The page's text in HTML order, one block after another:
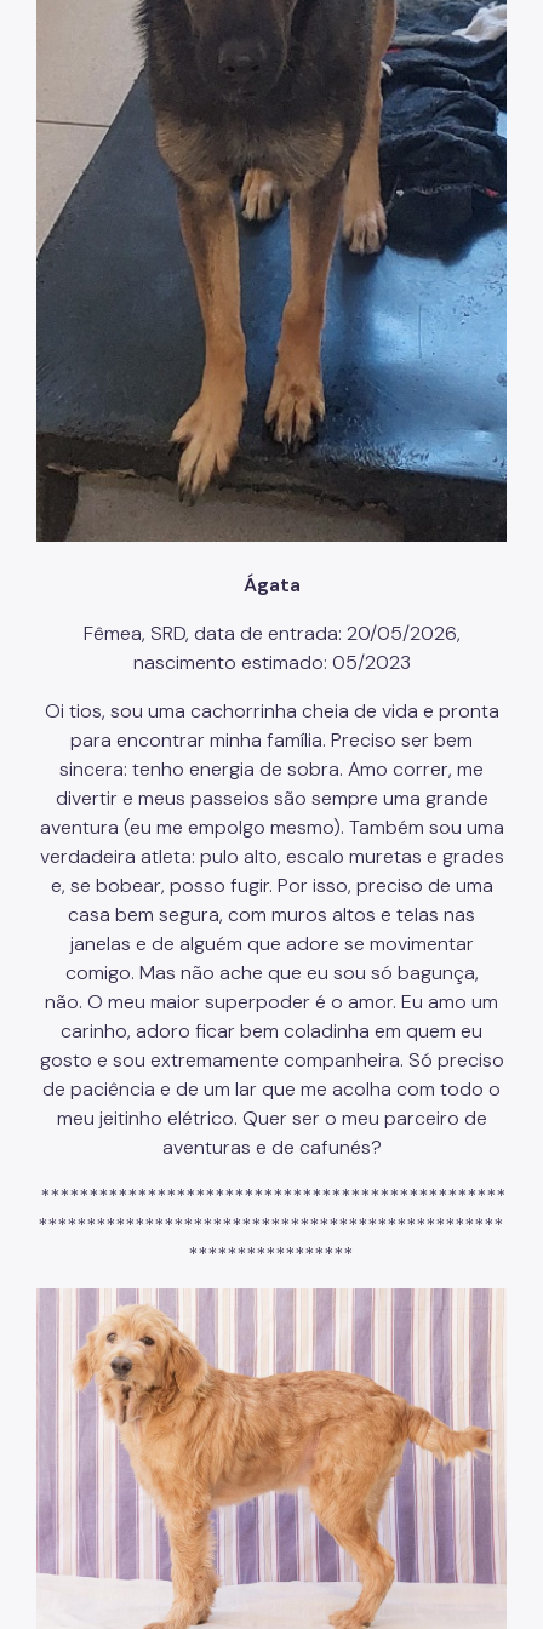
Ágata
Fêmea, SRD, data de entrada: 20/05/2026,
nascimento estimado: 05/2023
Oi tios, sou uma cachorrinha cheia de vida e pronta
para encontrar minha família. Preciso ser bem
sincera: tenho energia de sobra. Amo correr, me
divertir e meus passeios são sempre uma grande
aventura (eu me empolgo mesmo). Também sou uma
verdadeira atleta: pulo alto, escalo muretas e grades
e, se bobear, posso fugir. Por isso, preciso de uma
casa bem segura, com muros altos e telas nas
janelas e de alguém que adore se movimentar
comigo. Mas não ache que eu sou só bagunça,
não. O meu maior superpoder é o amor. Eu amo um
carinho, adoro ficar bem coladinha em quem eu
gosto e sou extremamente companheira. Só preciso
de paciência e de um lar que me acolha com todo o
meu jeitinho elétrico. Quer ser o meu parceiro de
aventuras e de cafunés?
************************************************
************************************************
*****************